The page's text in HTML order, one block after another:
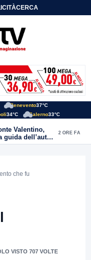
CERCA
Benevento37°C
34°C Salerno33°C
Valentino,
guida dell’auto:
stradale
2 ORE FA
che fu
VISTO 707 VOLTE